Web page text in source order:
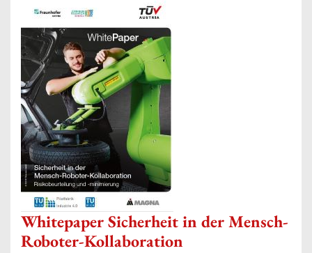
Whitepaper Sicherheit in der Mensch-
Roboter-Kollaboration